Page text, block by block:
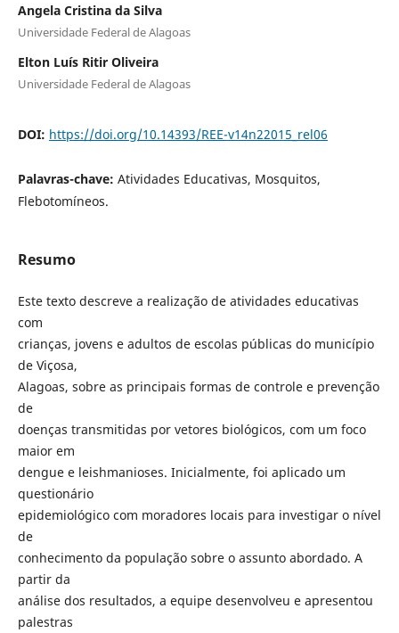
Angela Cristina da Silva
Universidade Federal de Alagoas
Elton Luís Ritir Oliveira
Universidade Federal de Alagoas
DOI: https://doi.org/10.14393/REE-v14n22015_rel06
Palavras-chave: Atividades Educativas, Mosquitos,
Flebotomíneos.
Resumo
Este texto descreve a realização de atividades educativas
com
crianças, jovens e adultos de escolas públicas do município
de Viçosa,
Alagoas, sobre as principais formas de controle e prevenção
de
doenças transmitidas por vetores biológicos, com um foco
maior em
dengue e leishmanioses. Inicialmente, foi aplicado um
questionário
epidemiológico com moradores locais para investigar o nível
de
conhecimento da população sobre o assunto abordado. A
partir da
análise dos resultados, a equipe desenvolveu e apresentou
palestras